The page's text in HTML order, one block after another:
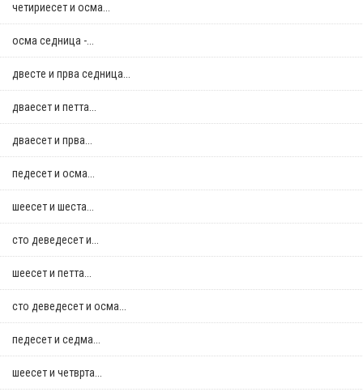
четириесет и осма...
осма седница -...
двестe и прва седница...
дваесет и петта...
дваесет и прва...
педесет и осма...
шеесет и шеста...
сто деведесет и...
шеесет и петта...
сто деведесет и осма...
педесет и седма...
шеесет и четврта...